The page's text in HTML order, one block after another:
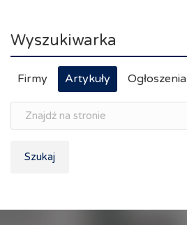
Wyszukiwarka
Firmy Artykuły Ogłoszenia
Szukaj